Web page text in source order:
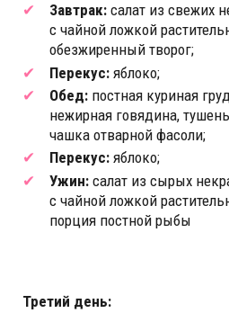
Завтрак: салат из свежих
с чайной ложкой
обезжиренный творог;
Перекус: яблоко;
Обед: постная куриная
нежирная говядина,
чашка отварной фасоли;
Перекус: яблоко;
Ужин: салат из сырых
с чайной ложкой
порция постной рыбы
Третий день: